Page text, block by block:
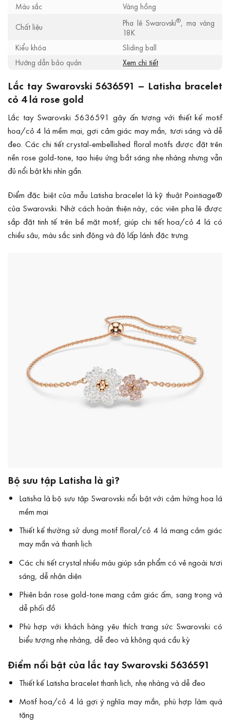
Màu sắc
Vàng hồng
Chất liệu
Pha lê Swarovski®, mạ vàng
18K
Kiểu khóa
Sliding ball
Hướng dẫn bảo quản
Xem chi tiết
Lắc tay Swarovski 5636591 – Latisha bracelet
cỏ 4 lá rose gold
Lắc tay Swarovski 5636591 gây ấn tượng với thiết kế motif
hoa/cỏ 4 lá mềm mại, gợi cảm giác may mắn, tươi sáng và dễ
đeo. Các chi tiết crystal-embellished floral motifs được đặt trên
nền rose gold-tone, tạo hiệu ứng bắt sáng nhẹ nhàng nhưng vẫn
đủ nổi bật khi nhìn gần.
Điểm đặc biệt của mẫu Latisha bracelet là kỹ thuật Pointiage®
của Swarovski. Nhờ cách hoàn thiện này, các viên pha lê được
sắp đặt tinh tế trên bề mặt motif, giúp chi tiết hoa/cỏ 4 lá có
chiều sâu, màu sắc sinh động và độ lấp lánh đặc trưng.
Bộ sưu tập Latisha là gì?
Latisha là bộ sưu tập Swarovski nổi bật với cảm hứng hoa lá
mềm mại
Thiết kế thường sử dụng motif floral/cỏ 4 lá mang cảm giác
may mắn và thanh lịch
Các chi tiết crystal nhiều màu giúp sản phẩm có vẻ ngoài tươi
sáng, dễ nhận diện
Phiên bản rose gold-tone mang cảm giác ấm, sang trọng và
dễ phối đồ
Phù hợp với khách hàng yêu thích trang sức Swarovski có
biểu tượng nhẹ nhàng, dễ đeo và không quá cầu kỳ
Điểm nổi bật của lắc tay Swarovski 5636591
Thiết kế Latisha bracelet thanh lịch, nhẹ nhàng và dễ đeo
Motif hoa/cỏ 4 lá gợi ý nghĩa may mắn, phù hợp làm quà
tặng